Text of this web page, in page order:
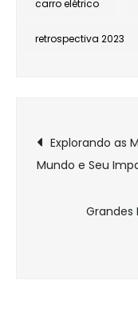
carro elétrico
retrospectiva 2023
de
Post
Explorando as
Mundo e Seu
Grandes